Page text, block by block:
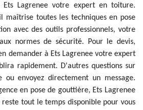
Lagrenee votre expert en toiture.
maîtrise toutes les techniques en pose
avec des outils professionnels, votre
normes de sécurité. Pour le devis,
demander à Ets Lagrenee votre expert
rapidement. D'autres questions sur
ou envoyez directement un message.
en pose de gouttière, Ets Lagrenee
tout le temps disponible pour vous